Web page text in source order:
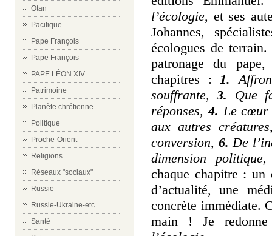
Otan
Pacifique
Pape François
Pape François
PAPE LÉON XIV
Patrimoine
Planète chrétienne
Politique
Proche-Orient
Religions
Réseaux "sociaux"
Russie
Russie-Ukraine-etc
Santé
l’écologie, et ses
Johannes,
écologues de
patronage du
chapitres : 1.
souffrante,3. Que
réponses,4. Le cœur
aux autres
conversion, 6. De
dimension
chaque chapitre :
d’actualité, une
concrète immédiate.
main ! Je